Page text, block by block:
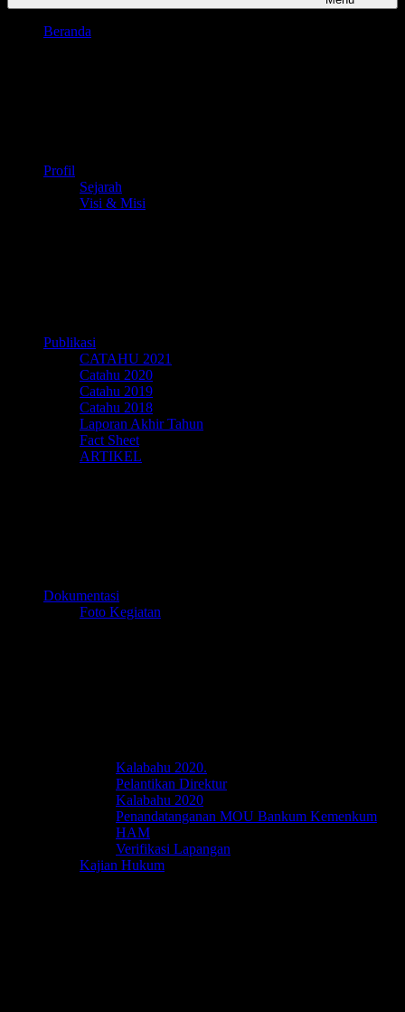
Beranda
Profil
Sejarah
Visi & Misi
Publikasi
CATAHU 2021
Catahu 2020
Catahu 2019
Catahu 2018
Laporan Akhir Tahun
Fact Sheet
ARTIKEL
Dokumentasi
Foto Kegiatan
Kalabahu 2020.
Pelantikan Direktur
Kalabahu 2020
Penandatanganan MOU Bankum Kemenkum
HAM
Verifikasi Lapangan
Kajian Hukum